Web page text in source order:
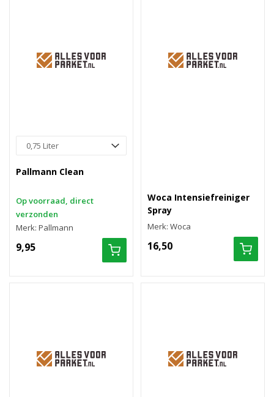
Pallmann Clean
Op voorraad, direct
verzonden
Merk: Pallmann
9,95
Woca Intensiefreiniger
Spray
Merk: Woca
16,50